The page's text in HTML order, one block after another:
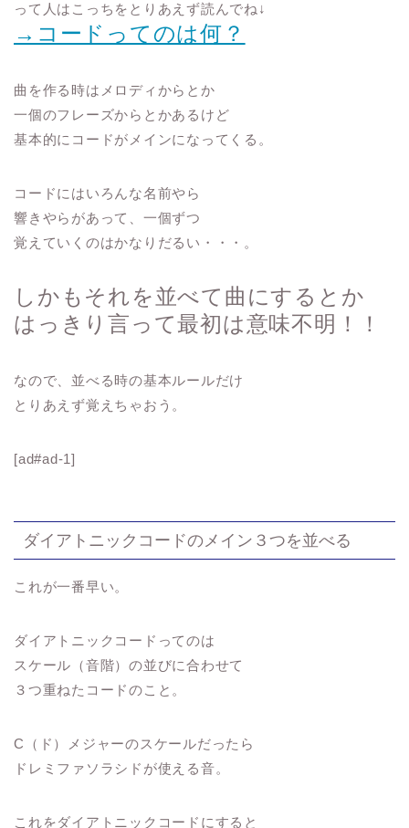
って人はこっちをとりあえず読んでね↓
→コードってのは何？
曲を作る時はメロディからとか
一個のフレーズからとかあるけど
基本的にコードがメインになってくる。
コードにはいろんな名前やら
響きやらがあって、一個ずつ
覚えていくのはかなりだるい・・・。
しかもそれを並べて曲にするとか
はっきり言って最初は意味不明！！
なので、並べる時の基本ルールだけ
とりあえず覚えちゃおう。
[ad#ad-1]
ダイアトニックコードのメイン３つを並べる
これが一番早い。
ダイアトニックコードってのは
スケール（音階）の並びに合わせて
３つ重ねたコードのこと。
C（ド）メジャーのスケールだったら
ドレミファソラシドが使える音。
これをダイアトニックコードにすると